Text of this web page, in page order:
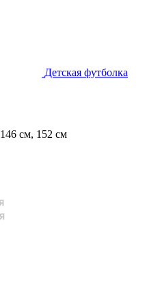
Детская футболка
146 см, 152 см